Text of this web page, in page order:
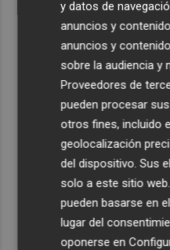
y datos de
anuncios y
anuncios y
sobre la audiencia y
Proveedores de
pueden procesar
otros fines, incluido
geolocalización
del dispositivo. Sus
solo a este sitio
pueden basarse en
lugar del
oponerse en